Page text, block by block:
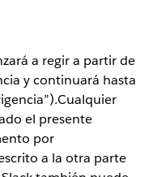
a regir a partir de
y continuará hasta
el presente
por
a la otra parte